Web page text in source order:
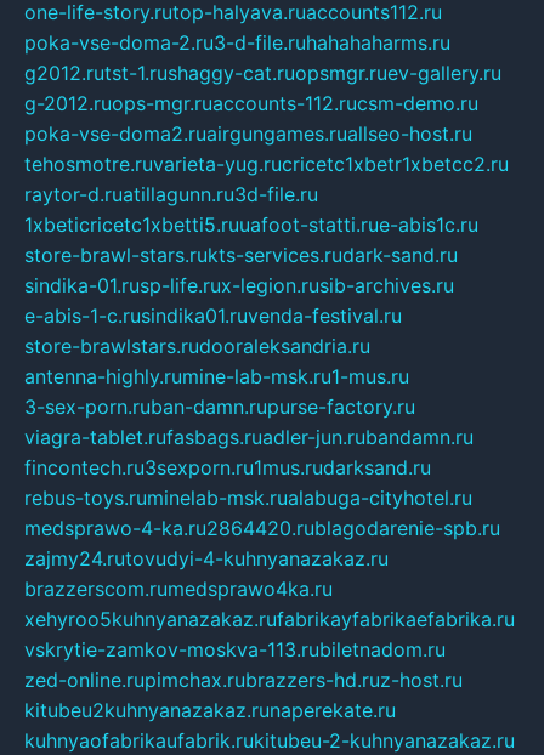
one-life-story.rutop-halyava.ruaccounts112.ru
poka-vse-doma-2.ru3-d-file.ruhahahaharms.ru
g2012.rutst-1.rushaggy-cat.ruopsmgr.ruev-gallery.ru
g-2012.ruops-mgr.ruaccounts-112.rucsm-demo.ru
poka-vse-doma2.ruairgungames.ruallseo-host.ru
tehosmotre.ruvarieta-yug.rucricetc1xbetr1xbetcc2.ru
raytor-d.ruatillagunn.ru3d-file.ru
1xbeticricetc1xbetti5.ruuafoot-statti.rue-abis1c.ru
store-brawl-stars.rukts-services.rudark-sand.ru
sindika-01.rusp-life.rux-legion.rusib-archives.ru
e-abis-1-c.rusindika01.ruvenda-festival.ru
store-brawlstars.rudooraleksandria.ru
antenna-highly.rumine-lab-msk.ru1-mus.ru
3-sex-porn.ruban-damn.rupurse-factory.ru
viagra-tablet.rufasbags.ruadler-jun.rubandamn.ru
fincontech.ru3sexporn.ru1mus.rudarksand.ru
rebus-toys.ruminelab-msk.rualabuga-cityhotel.ru
medsprawo-4-ka.ru2864420.rublagodarenie-spb.ru
zajmy24.rutovudyi-4-kuhnyanazakaz.ru
brazzerscom.rumedsprawo4ka.ru
xehyroo5kuhnyanazakaz.rufabrikayfabrikaefabrika.ru
vskrytie-zamkov-moskva-113.rubiletnadom.ru
zed-online.rupimchax.rubrazzers-hd.ruz-host.ru
kitubeu2kuhnyanazakaz.runaperekate.ru
kuhnyaofabrikaufabrik.rukitubeu-2-kuhnyanazakaz.ru